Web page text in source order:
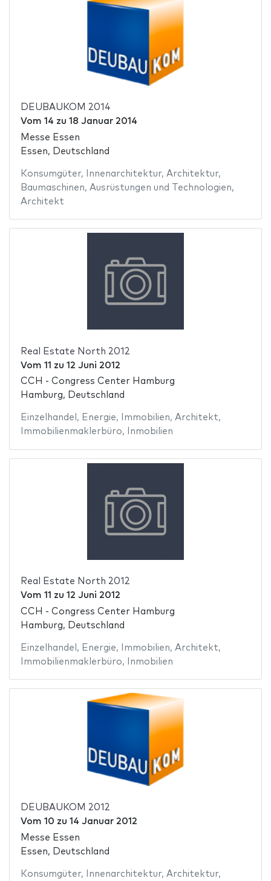
DEUBAUKOM 2014
Vom 14 zu 18 Januar 2014
Messe Essen
Essen, Deutschland
Konsumgüter, Innenarchitektur, Architektur,
Baumaschinen, Ausrüstungen und Technologien,
Architekt
Real Estate North 2012
Vom 11 zu 12 Juni 2012
CCH - Congress Center Hamburg
Hamburg, Deutschland
Einzelhandel , Energie, Immobilien, Architekt,
Immobilienmaklerbüro, Inmobilien
Real Estate North 2012
Vom 11 zu 12 Juni 2012
CCH - Congress Center Hamburg
Hamburg, Deutschland
Einzelhandel , Energie, Immobilien, Architekt,
Immobilienmaklerbüro, Inmobilien
DEUBAUKOM 2012
Vom 10 zu 14 Januar 2012
Messe Essen
Essen, Deutschland
Konsumgüter, Innenarchitektur, Architektur,